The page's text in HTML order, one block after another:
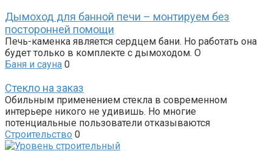
Дымоход для банной печи – монтируем без
посторонней помощи
Печь-каменка является сердцем бани. Но работать она
будет только в комплекте с дымоходом. О
Баня и сауна 0
Стекло на заказ
Обильным применением стекла в современном
интерьере никого не удивишь. Но многие
потенциальные пользователи отказываются
Строительство 0